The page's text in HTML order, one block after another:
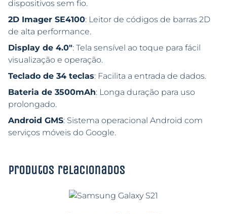
dispositivos sem fio.
2D Imager SE4100: Leitor de códigos de barras 2D
de alta performance.
Display de 4.0″: Tela sensível ao toque para fácil
visualização e operação.
Teclado de 34 teclas: Facilita a entrada de dados.
Bateria de 3500mAh: Longa duração para uso
prolongado.
Android GMS: Sistema operacional Android com
serviços móveis do Google.
Produtos relacionados